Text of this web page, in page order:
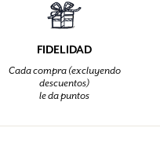
FIDELIDAD
Cada compra (excluyendo
descuentos)
le da puntos